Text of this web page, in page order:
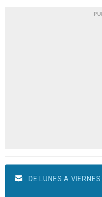
DE LUNES A VIERNES